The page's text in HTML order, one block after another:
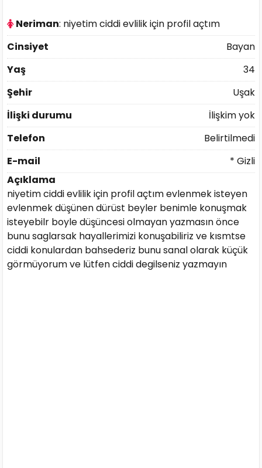
Neriman: niyetim ciddi evlilik için profil açtım
Cinsiyet
Bayan
Yaş
34
Şehir
Uşak
İlişki durumu
İlişkim yok
Telefon
Belirtilmedi
E-mail
* Gizli
Açıklama
niyetim ciddi evlilik için profil açtım evlenmek isteyen
evlenmek düşünen dürüst beyler benimle konuşmak
isteyebilr boyle düşüncesi olmayan yazmasın önce
bunu saglarsak hayallerimizi konuşabiliriz ve kısmtse
ciddi konulardan bahsederiz bunu sanal olarak küçük
görmüyorum ve lütfen ciddi degilseniz yazmayın